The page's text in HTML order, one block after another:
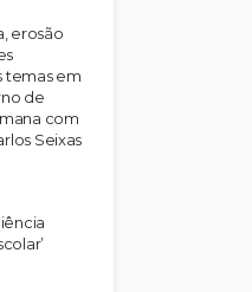
erosão
temas em
de
com
Seixas